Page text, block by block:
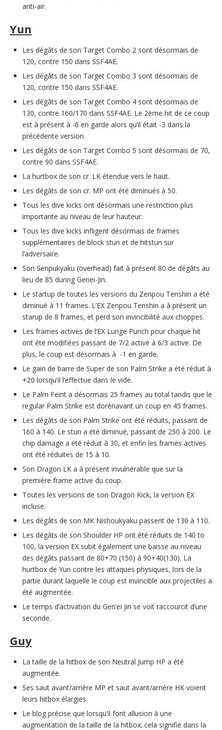
anti-air.
Yun
Les dégâts de son Target Combo 2 sont désormais de
120, contre 150 dans SSF4AE.
Les dégâts de son Target Combo 3 sont désormais de
120, contre 150 dans SSF4AE.
Les dégâts de son Target Combo 4 sont désormais de
130, contre 160/170 dans SSF4AE. Le 2ème hit de ce coup
est à présent à -6 en garde alors qu’il était -3 dans la
précédente version.
Les dégâts de son Target Combo 5 sont désormais de 70,
contre 90 dans SSF4AE.
La hurtbox de son cr. LK étendue vers le haut.
Les dégâts de son cr. MP ont été diminués à 50.
Tous les dive kicks ont désormais une restriction plus
importante au niveau de leur hauteur.
Tous les dive kicks infligent désormais de frames
supplémentaires de block stun et de hitstun sur
l’adversaire.
Son Senpukyaku (overhead) fait à présent 80 de dégâts au
lieu de 85 during Genei-Jin.
Le startup de toutes les versions du Zenpou Tenshin a été
diminué à 11 frames. L’EX Zenpou Tenshin a à présent un
starup de 8 frames, et perd son invincibilité aux choppes.
Les frames actives de l’EX Lunge Punch pour chaque hit
ont été modifiées passant de 7/2 active à 6/3 active. De
plus, le coup est désormais à -1 en garde.
Le gain de barre de Super de son Palm Strike a été réduit à
+20 lorsqu’il l’effectue dans le vide.
Le Palm Feint a désormais 25 frames au total tandis que le
regular Palm Strike est dorénavant un coup en 45 frames.
Les dégâts de son Palm Strike ont été réduits, passant de
160 à 140. Le stun a été diminué, passant de 250 à 200. Le
chip damage a été réduit à 30, et enfin les frames actives
ont été réduites de 15 à 10.
Son Dragon LK a à présent invulnérable que sur la
première frame active du coup.
Toutes les versions de son Dragon Kick, la version EX
incluse.
Les dégâts de son MK Nishoukyaku passent de 130 à 110.
Les dégâts de son Shoulder HP ont été réduits de 140 to
100, la version EX subit également une baisse au niveau
des dégâts passant de 80+70 (150) à 90+40(130). La
hurtbox de Yun contre les attaques physiques, lors de la
partie durant laquelle le coup est invincible aux projectiles a
été augmentée.
Le temps d’activation du Gen’ei Jin se voit raccourcit d’une
seconde.
Guy
La taille de la hitbox de son Neutral Jump HP a été
augmentée.
Ses saut avant/arrière MP et saut avant/arrière HK voient
leurs hitbox élargies.
Le blog précise que lorsqu’il font allusion à une
augmentation de la taille de la hitbox; cela signifie dans la